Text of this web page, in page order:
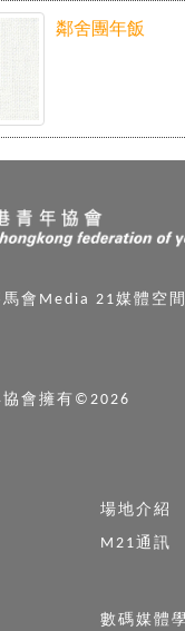
鄰舍團年飯
會Media 21媒體空間
協會擁有©2026
場地介紹
M21通訊
數碼媒體